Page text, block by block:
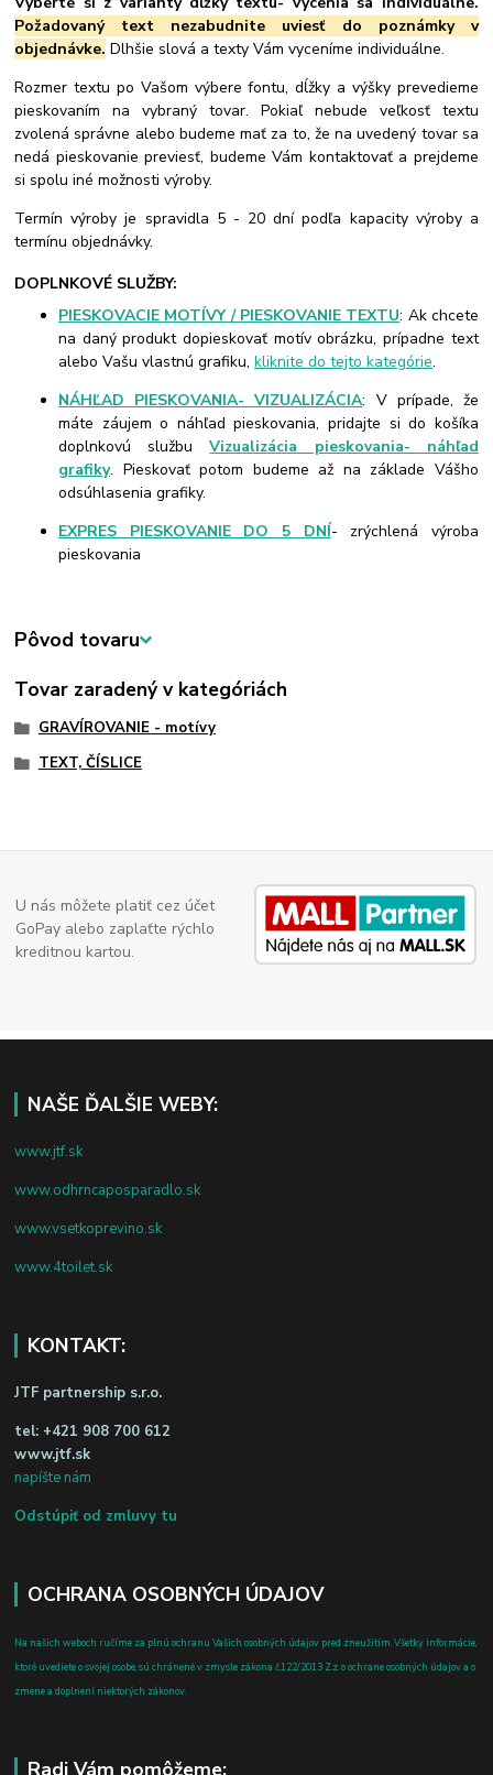
Požadovaný text nezabudnite uviesť do poznámky v
objednávke. Dlhšie slová a texty Vám vyceníme individuálne.
Rozmer textu po Vašom výbere fontu, dĺžky a výšky prevedieme
pieskovaním na vybraný tovar. Pokiaľ nebude veľkosť textu
zvolená správne alebo budeme mať za to, že na uvedený tovar sa
nedá pieskovanie previesť, budeme Vám kontaktovať a prejdeme
si spolu iné možnosti výroby.
Termín výroby je spravidla 5 - 20 dní podľa kapacity výroby a
termínu objednávky.
DOPLNKOVÉ SLUŽBY:
PIESKOVACIE MOTÍVY / PIESKOVANIE TEXTU: Ak chcete
na daný produkt dopieskovať motív obrázku, prípadne text
alebo Vašu vlastnú grafiku,kliknite do tejto kategórie.
NÁHĽAD PIESKOVANIA- VIZUALIZÁCIA: V prípade, že
máte záujem o náhľad pieskovania, pridajte si do košíka
doplnkovú službuVizualizácia pieskovania- náhľad
grafiky. Pieskovať potom budeme až na základe Vášho
odsúhlasenia grafiky.
EXPRES PIESKOVANIE DO 5 DNÍ- zrýchlená výroba
pieskovania
Pôvod tovaru
Tovar zaradený v kategóriách
GRAVÍROVANIE - motívy
TEXT, ČÍSLICE
U nás môžete platiť cez účet
GoPay alebo zaplaťte rýchlo
kreditnou kartou.
NAŠE ĎALŠIE WEBY:
www.jtf.sk
www.odhrncaposparadlo.sk
www.vsetkoprevino.sk
www.4toilet.sk
KONTAKT:
JTF partnership s.r.o.
tel: +421 908 700 612
www.jtf.sk
napíšte nám
Odstúpiť od zmluvy tu
OCHRANA OSOBNÝCH ÚDAJOV
Na našich weboch ručíme za plnú ochranu Vašich osobných údajov pred zneužitím. Všetky informácie,
ktoré uvediete o svojej osobe, sú chránené v zmysle zákona č.122/2013 Z.z. o ochrane osobných údajov a o
zmene a doplnení niektorých zákonov.
Radi Vám pomôžeme: